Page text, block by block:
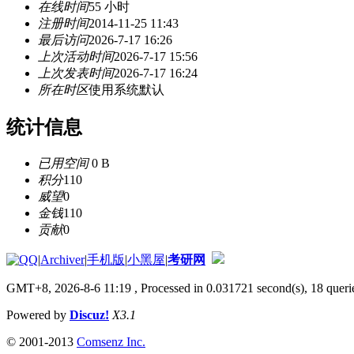
在线时间55 小时
注册时间2014-11-25 11:43
最后访问2026-7-17 16:26
上次活动时间2026-7-17 15:56
上次发表时间2026-7-17 16:24
所在时区使用系统默认
统计信息
已用空间0 B
积分110
威望0
金钱110
贡献0
|Archiver|手机版|小黑屋|考研网
GMT+8, 2026-8-6 11:19 , Processed in 0.031721 second(s), 18
Powered by Discuz! X3.1
© 2001-2013 Comsenz Inc.